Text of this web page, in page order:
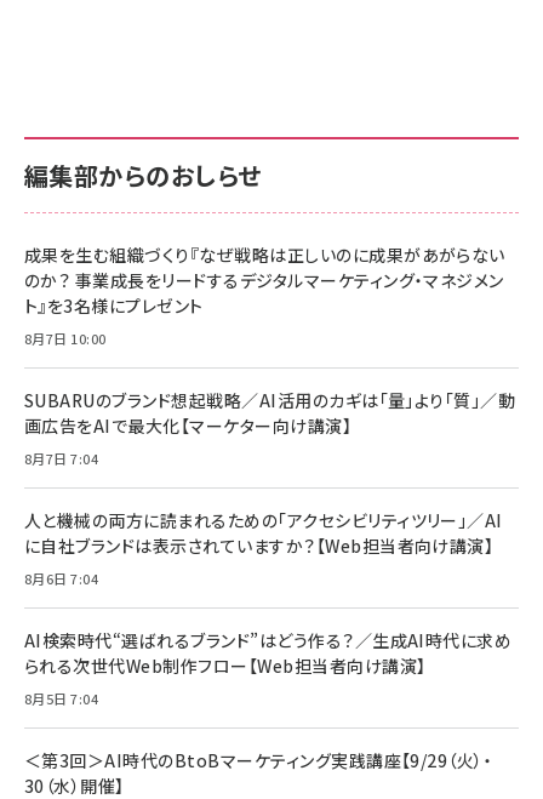
￥880
anan(アンアン)2026/06/24号 No.2500増刊
スペシャルエディション[王道エンタメの矜持／
￥1,100
anan(アンアン)2026/07/08号 No.2502[2026
￥880
ママ投資家が育休中に１億貯めた株式投資
組織の成果を最大化する ルールのデザイン
￥1,980
Amazonランキングをもっと見る
サポート正規品 メーカー保証5年 KLMEA128G
NIMASO ガラスフィルム iPhone 17 用 保護フィ
すい ガイド枠付き いPhone17 (6.3インチ) 対応
2枚セット DSP25F1698
￥1,599
￥6,980
全ワイヤレスイヤホン/アクティブノイズキャンセリ
技術基準適合】ブラック
￥5,990
ケーブル Anker絡まないケーブル 240W 結束バン
ド付き USB PD対応 シリコン素材採用 iPhone
17 / 16 / 15 / Galaxy iPad Pro MacBook
Pro/Air 各種対応 (1.8m ミッドナイトブラック)
￥1,890
サポート正規品 メーカー保証5年 KLMEA128G
Amazon eギフトカード - Amazonロゴ - クラ
￥5,000
Anker PowerLine III Flow USB-C & USB-C
Pro/Air 各種対応 (1.8m ミッドナイトブラック)
￥1,890
サッポロ 生ビール 黒ラベル 350ml 缶 24本 ビー
ル ケース買い【6/30応募〆切! 黒ラベルビヤセラー
￥4,857
編集部からのおしらせ
成果を生む組織づくり『なぜ戦略は正しいのに成果があがらない
のか？ 事業成長をリードするデジタルマーケティング・マネジメン
ト』を3名様にプレゼント
8月7日 10:00
SUBARUのブランド想起戦略／AI活用のカギは「量」より「質」／動
画広告をAIで最大化【マーケター向け講演】
8月7日 7:04
人と機械の両方に読まれるための「アクセシビリティツリー」／AI
に自社ブランドは表示されていますか？【Web担当者向け講演】
8月6日 7:04
AI検索時代“選ばれるブランド”はどう作る？／生成AI時代に求め
られる次世代Web制作フロー【Web担当者向け講演】
8月5日 7:04
＜第3回＞AI時代のBtoBマーケティング実践講座【9/29（火）・
30（水）開催】